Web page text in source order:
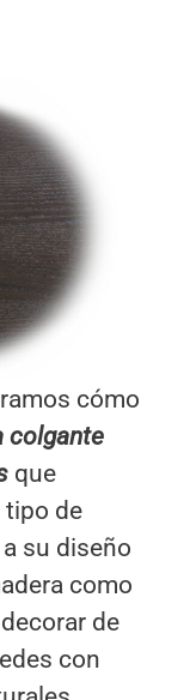
cómo
colgante
que
tipo de
su diseño
como
de
con